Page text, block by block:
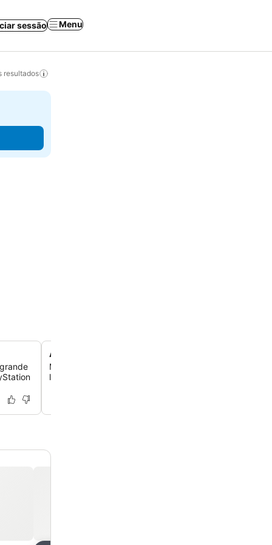
sessão Menu
resultados
Academia profissional 24 horas
Mantenha sua rotina de exercícios a qualquer hora na
local, equipada com máquinas essenciais de cardio e